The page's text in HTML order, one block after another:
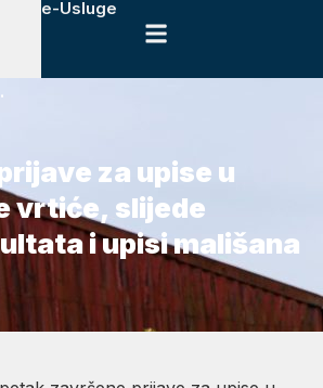
e-Usluge
za upise u
vrtiće, slijede
i upisi mališana